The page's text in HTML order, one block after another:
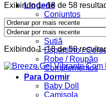
Lingerie
Conjuntos
Body
Calcinha
Sutiã
Espartilho /
Robe / Roupão
Complementos
Para Dormir
Baby Doll
Camisola
Exibindo 1–18 de 58
Exibindo 1–18 de 58